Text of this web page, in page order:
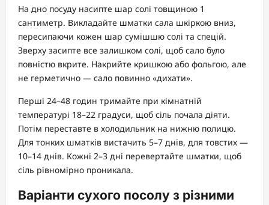
На дно посуду насипте шар солі товщиною 1
сантиметр. Викладайте шматки сала шкіркою вниз,
пересипаючи кожен шар сумішшю солі та спецій.
Зверху засипте все залишком солі, щоб сало було
повністю вкрите. Накрийте кришкою або фольгою, але
не герметично — сало повинно «дихати».
Перші 24–48 годин тримайте при кімнатній
температурі 18–22 градуси, щоб сіль почала діяти.
Потім переставте в холодильник на нижню полицю.
Для тонких шматків вистачить 5–7 днів, для товстих —
10–14 днів. Кожні 2–3 дні перевертайте шматки, щоб
сіль рівномірно проникала.
Варіанти сухого посолу з різними